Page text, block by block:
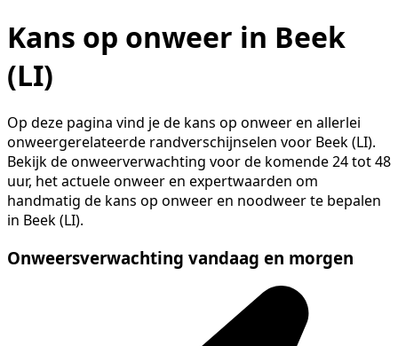
Kans op onweer in Beek
(LI)
Op deze pagina vind je de kans op onweer en allerlei
onweergerelateerde randverschijnselen voor Beek (LI).
Bekijk de onweerverwachting voor de komende 24 tot 48
uur, het actuele onweer en expertwaarden om
handmatig de kans op onweer en noodweer te bepalen
in Beek (LI).
Onweersverwachting vandaag en morgen